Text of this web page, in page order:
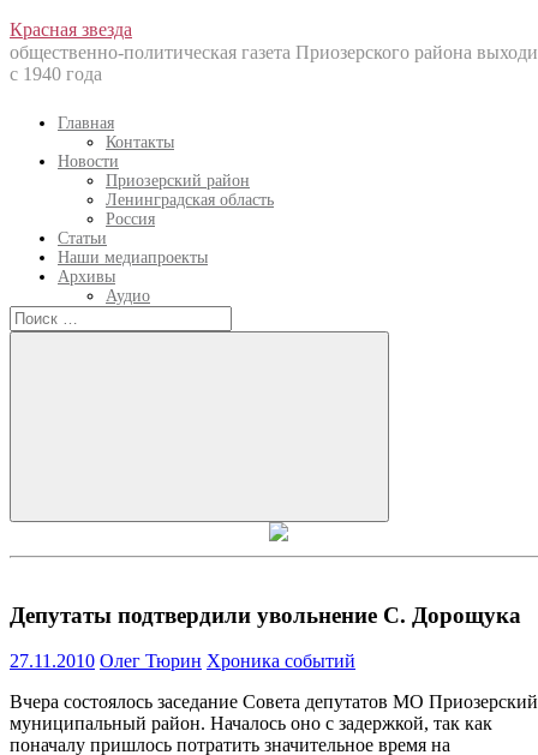
Перейти
к
содержанию
Красная звезда
общественно-политическая газета Приозерского района
с 1940 года
Главная
Контакты
Новости
Приозерский район
Ленинградская область
Россия
Статьи
Наши медиапроекты
Архивы
Аудио
Искать:
Искать
Депутаты подтвердили увольнение С. Дорощука
27.11.2010 Олег Тюрин Хроника событий
Вчера состоялось заседание Совета депутатов МО Приозерский
муниципальный район. Началось оно с задержкой, так как
поначалу пришлось потратить значительное время на